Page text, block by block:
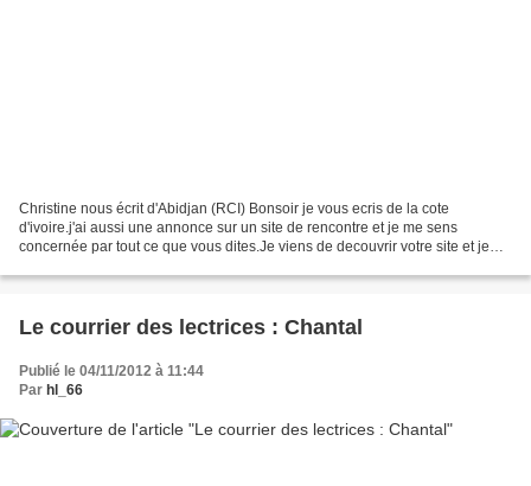
Christine nous écrit d'Abidjan (RCI) Bonsoir je vous ecris de la cote
d'ivoire.j'ai aussi une annonce sur un site de rencontre et je me sens
concernée par tout ce que vous dites.Je viens de decouvrir votre site et je
Le courrier des lectrices : Chantal
Publié le 04/11/2012 à 11:44
Par hl_66